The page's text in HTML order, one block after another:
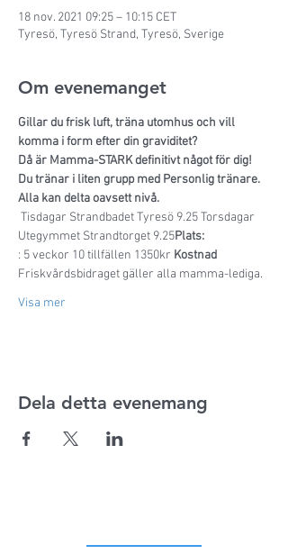
18 nov. 2021 09:25 – 10:15 CET
Tyresö, Tyresö Strand, Tyresö, Sverige
Om evenemanget
Gillar du frisk luft, träna utomhus och vill
komma i form efter din graviditet?
Då är Mamma-STARK definitivt något för dig!
Du tränar i liten grupp med Personlig tränare.
Alla kan delta oavsett nivå.
Utegymmet Strandtorget 9.25Plats:
: 5 veckor 10 tillfällen 1350kr Kostnad
Friskvårdsbidraget gäller alla mamma-lediga.
Visa mer
Dela detta evenemang